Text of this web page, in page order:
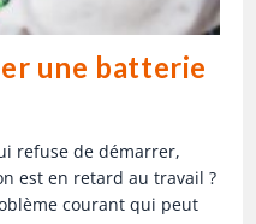
une batterie
refuse de démarrer,
est en retard au travail ?
courant qui peut